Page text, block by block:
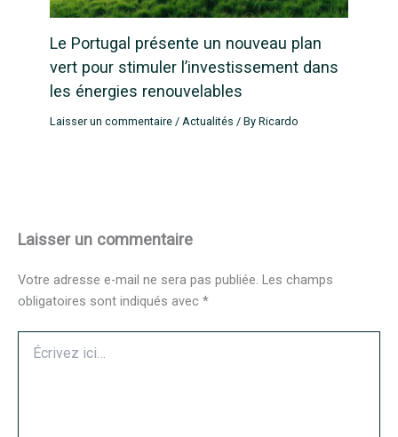
Le Portugal présente un nouveau plan
vert pour stimuler l’investissement dans
les énergies renouvelables
Laisser un commentaire / Actualités / ByRicardo
Laisser un commentaire
Votre adresse e-mail ne sera pas publiée. Les champs
obligatoires sont indiqués avec *
ici…